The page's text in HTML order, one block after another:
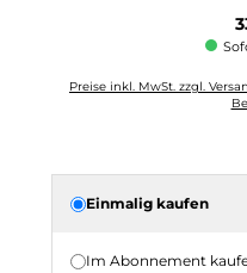
Preise inkl. MwSt. zzgl.
Einmalig kaufen
Im Abonnement